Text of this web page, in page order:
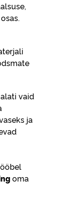
vaid
ja
oma